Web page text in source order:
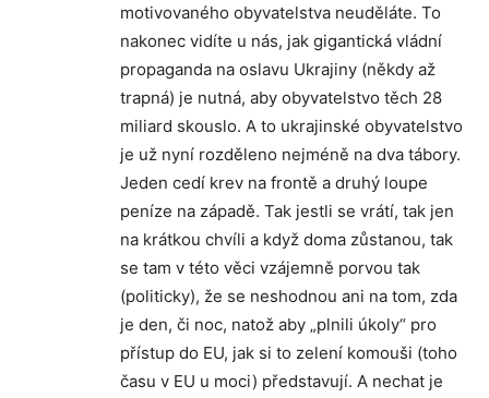
motivovaného obyvatelstva neuděláte. To
nakonec vidíte u nás, jak gigantická vládní
propaganda na oslavu Ukrajiny (někdy až
trapná) je nutná, aby obyvatelstvo těch 28
miliard skouslo. A to ukrajinské obyvatelstvo
je už nyní rozděleno nejméně na dva tábory.
Jeden cedí krev na frontě a druhý loupe
peníze na západě. Tak jestli se vrátí, tak jen
na krátkou chvíli a když doma zůstanou, tak
se tam v této věci vzájemně porvou tak
(politicky), že se neshodnou ani na tom, zda
je den, či noc, natož aby „plnili úkoly“ pro
přístup do EU, jak si to zelení komouši (toho
času v EU u moci) představují. A nechat je